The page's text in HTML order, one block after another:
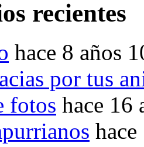
recientes
hace 8 años
por tus
fotos hace 16